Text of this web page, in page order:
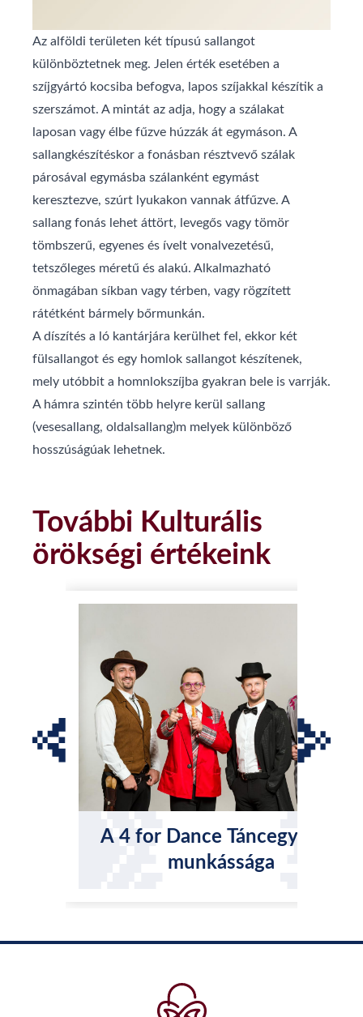
Az alföldi területen két típusú sallangot
különböztetnek meg. Jelen érték esetében a
szíjgyártó kocsiba befogva, lapos szíjakkal készítik a
szerszámot. A mintát az adja, hogy a szálakat
laposan vagy élbe fűzve húzzák át egymáson. A
sallangkészítéskor a fonásban résztvevő szálak
párosával egymásba szálanként egymást
keresztezve, szúrt lyukakon vannak átfűzve. A
sallang fonás lehet áttört, levegős vagy tömör
tömbszerű, egyenes és ívelt vonalvezetésű,
tetszőleges méretű és alakú. Alkalmazható
önmagában síkban vagy térben, vagy rögzített
rátétként bármely bőrmunkán.
A díszítés a ló kantárjára kerülhet fel, ekkor két
fülsallangot és egy homlok sallangot készítenek,
mely utóbbit a homnlokszíjba gyakran bele is varrják.
A hámra szintén több helyre kerül sallang
(vesesallang, oldalsallang)m melyek különböző
hosszúságúak lehetnek.
További Kulturális
örökségi értékeink
A 4 for Dance Táncegyüttes
munkássága